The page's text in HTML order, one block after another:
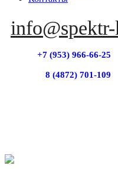
+7 (953) 966-66-25
8 (4872) 701-109